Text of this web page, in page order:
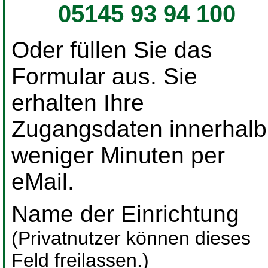
05145 93 94 100
Oder füllen Sie das
Formular aus. Sie
erhalten Ihre
Zugangsdaten innerhalb
weniger Minuten per
eMail.
Name der Einrichtung
(Privatnutzer können dieses
Feld freilassen.)